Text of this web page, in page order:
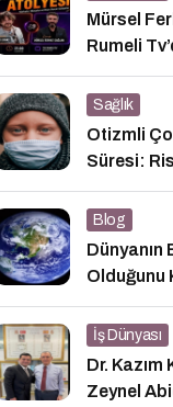
Mürsel
Rumeli
Sağlık
Otizmli
Süresi:
Blog
Dünyanın
Olduğunu
Nedir?
İş Dünyası
Dr. Kazım
Zeynel